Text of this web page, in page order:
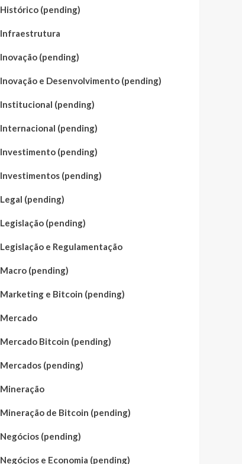
Histórico (pending)
Infraestrutura
Inovação (pending)
Inovação e Desenvolvimento (pending)
Institucional (pending)
Internacional (pending)
Investimento (pending)
Investimentos (pending)
Legal (pending)
Legislação (pending)
Legislação e Regulamentação
Macro (pending)
Marketing e Bitcoin (pending)
Mercado
Mercado Bitcoin (pending)
Mercados (pending)
Mineração
Mineração de Bitcoin (pending)
Negócios (pending)
Negócios e Economia (pending)